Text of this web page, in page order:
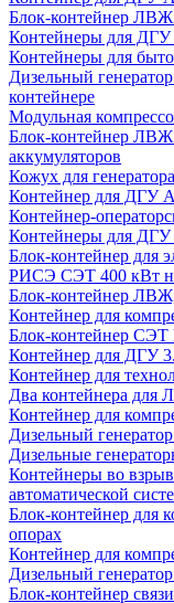
Блок-контейнер
Контейнеры для
Контейнеры для
Дизельный
контейнере
Модульная
Блок-контейнер
аккумуляторов
Кожух для
Контейнер для ДГУ
Контейнер-
Контейнеры для
Блок-контейнер для
РИСЭ СЭТ 400 кВт
Блок-контейнер
Контейнер для
Блок-контейнер
Контейнер для ДГУ
Контейнер для
Два контейнера для
Контейнер для
Дизельный
Дизельные
Контейнеры во
автоматической
Блок-контейнер для
опорах
Контейнер для
Дизельный
Блок-контейнер